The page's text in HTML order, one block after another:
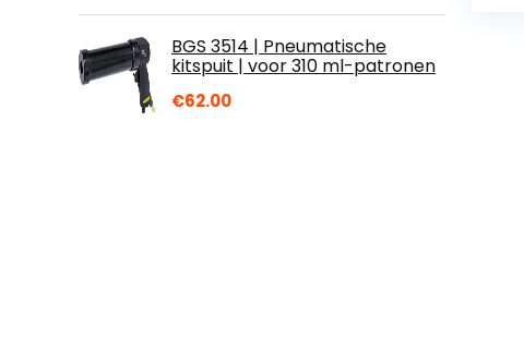
BGS 3514 | Pneumatische
kitspuit | voor 310 ml-patronen
€62.00